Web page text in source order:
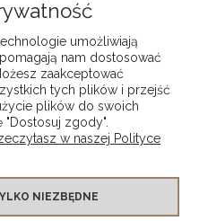
O SKLEPIE
STRONY
Shoper.pl
umożliwiają
nam dostosować
zaakceptować
tych plików i przejść
plików do swoich
zgody".
w naszej Polityce
NIEZBĘDNE